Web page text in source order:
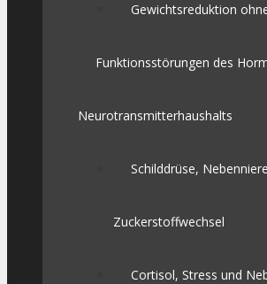
Gewichtsreduktion
Funktionsstörungen des
Neurotransmitterhaushalts
Schilddrüse,
Zuckerstoffwechsel
Cortisol, Stress und